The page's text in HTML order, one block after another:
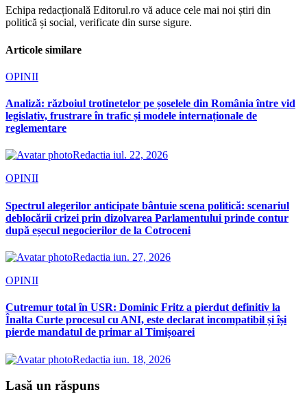
Echipa redacțională Editorul.ro vă aduce cele mai noi știri din
politică și social, verificate din surse sigure.
Articole similare
OPINII
Analiză: războiul trotinetelor pe șoselele din România între vid
legislativ, frustrare în trafic și modele internaționale de
reglementare
Redactia iul. 22, 2026
OPINII
Spectrul alegerilor anticipate bântuie scena politică: scenariul
deblocării crizei prin dizolvarea Parlamentului prinde contur
după eșecul negocierilor de la Cotroceni
Redactia iun. 27, 2026
OPINII
Cutremur total în USR: Dominic Fritz a pierdut definitiv la
Înalta Curte procesul cu ANI, este declarat incompatibil și își
pierde mandatul de primar al Timișoarei
Redactia iun. 18, 2026
Lasă un răspuns